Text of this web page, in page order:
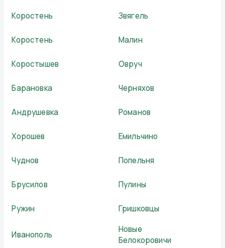
Коростень Звягель
Коростень Малин
Коростышев Овруч
Барановка Черняхов
Андрушевка Романов
Хорошев Емильчино
Чуднов Попельня
Брусилов Пулины
Ружин Гришковцы
Иванополь
Новые
Белокоровичи